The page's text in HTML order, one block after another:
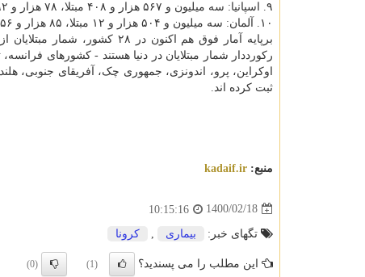
۹. اسپانیا: سه میلیون و ۵۶۷ هزار و ۴۰۸ مبتلا، ۷۸ هزار و ۷۹۲ قربانی
۱۰. آلمان: سه میلیون و ۵۰۴ هزار و ۱۲ مبتلا، ۸۵ هزار و ۵۶ قربانی
برپایه آمار فوق هم اکنون در
رکورددار شمار مبتلایان در دنیا هستند - کشورهای فرانسه،
اوکراین، پرو، اندونزی، جمهوری چک، آفریقای جنوبی،
ثبت کرده اند.
منبع: kadaif.ir
1400/02/18
10:15:16
تگهای خبر: بیماری , كرونا
این مطلب را می پسندید؟ (1)
(0)